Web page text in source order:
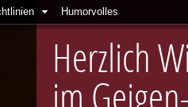
Humorvolles
Herzlich